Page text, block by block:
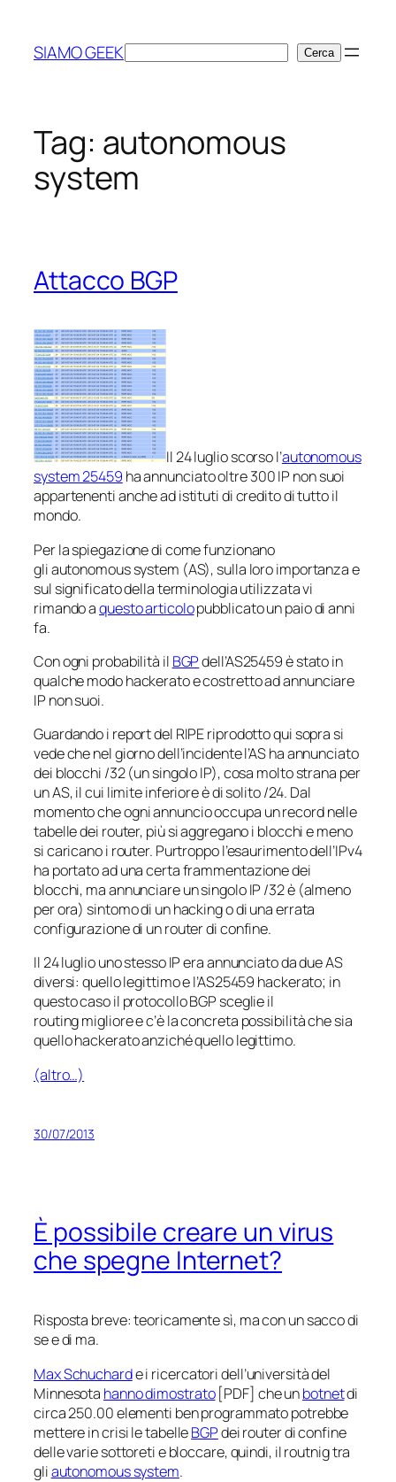
contenuto
SIAMO GEEKCerca Cerca
Tag: autonomous
system
Attacco BGP
Il 24 luglio scorso l’autonomous
system 25459 ha annunciato oltre 300 IP non suoi
appartenenti anche ad istituti di credito di tutto il
mondo.
Per la spiegazione di come funzionano
gli autonomous system (AS), sulla loro importanza e
sul significato della terminologia utilizzata vi
rimando aquesto articolopubblicato un paio di anni
fa.
Con ogni probabilità il BGPdell’AS25459 è stato in
qualche modo hackerato e costretto ad annunciare
IP non suoi.
Guardando i report del RIPE riprodotto qui sopra si
vede che nel giorno dell’incidente l’AS ha annunciato
dei blocchi /32 (un singolo IP), cosa molto strana per
un AS, il cui limite inferiore è di solito /24. Dal
momento che ogni annuncio occupa un record nelle
tabelle dei router, più si aggregano i blocchi e meno
si caricano i router. Purtroppo l’esaurimento dell’IPv4
ha portato ad una certa frammentazione dei
blocchi, ma annunciare un singolo IP /32 è (almeno
per ora) sintomo di un hacking o di una errata
configurazione di un router di confine.
Il 24 luglio uno stesso IP era annunciato da due AS
diversi: quello legittimo e l’AS25459 hackerato; in
questo caso il protocollo BGP sceglie il
routingmiglioree c’è la concreta possibilità che sia
quello hackerato anziché quello legittimo.
(altro…)
30/07/2013
È possibile creare un virus
che spegne Internet?
Risposta breve: teoricamente sì, ma con un sacco di
see di ma.
Max Schucharde i ricercatori dell’università del
Minnesota hanno dimostrato[PDF] che unbotnetdi
circa 250.00 elementi ben programmato potrebbe
mettere in crisi le tabelleBGPdei router di confine
delle varie sottoreti e bloccare, quindi, il routnig tra
gliautonomous system.